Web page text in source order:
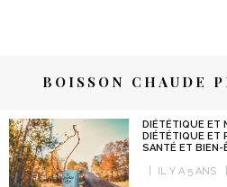
BOISSON CHAUDE
DIÉTÉTIQUE ET
DIÉTÉTIQUE ET
SANTÉ ET BIEN-
IL Y A 5 ANS